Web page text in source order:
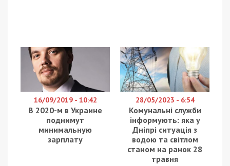
Продовжується проливання трьох окремих
осередків пожеж, роботи з пошуку людей під
завалами та демонтаж небезпечних
конструктивних елементів.
Аварійно-рятувальні роботи проводяться
позмінно у цілодобовому режимі.
Комунальними службами проводиться вивіз
будівельних уламків, всього вивезено 3930 тон
зруйнованих конструкцій та 39 пошкоджених